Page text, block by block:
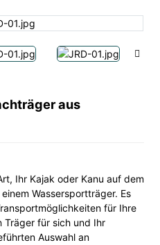
aus
Ihr Kajak oder Kanu auf dem
Wassersportträger. Es
für Ihre
Träger für sich und Ihr
Auswahl an